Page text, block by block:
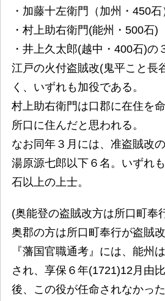
・加藤十左衛門（加州・450石
・村上助右衛門(能州・500石)
・井上久太郎(越中・400石)
江戸の火付盗賊改(鬼平こと長
く、いずれも加役である。
村上助右衛門は口郡に在住を
所口に住んだと思われる。
なお同年３月には、准盗賊改
湯原源七郎以下６名。いずれ
石以上の上士。
(奥能登の盗賊改方は所口町奉
奥郡の方は所口町奉行が盗賊
『藩国官職通考』には、能州
され、享保６年(1721)12月由
後、この役が任命されなかっ